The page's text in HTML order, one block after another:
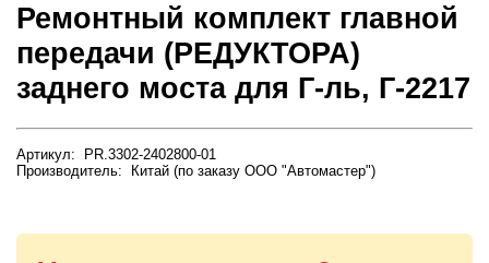
Ремонтный комплект главной
передачи (РЕДУКТОРА)
заднего моста для Г-ль, Г-2217
Артикул: PR.3302-2402800-01
Производитель: Китай (по заказу ООО "Автомастер")